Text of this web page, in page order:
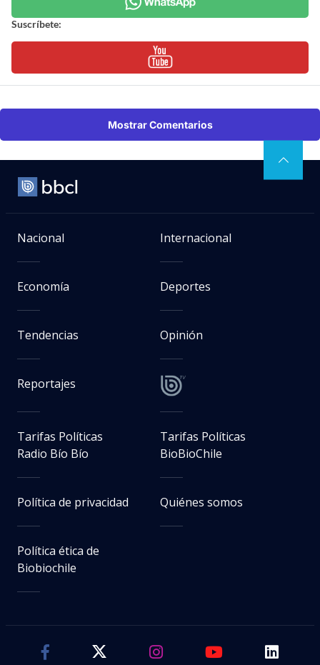
Suscríbete:
Mostrar Comentarios
Nacional Internacional
Economía Deportes
Tendencias Opinión
Reportajes
Tarifas Políticas
Radio Bío Bío
Tarifas Políticas
BioBioChile
Política de privacidad Quiénes somos
Política ética de
Biobiochile